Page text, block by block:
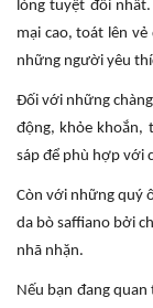
lòng tuyệt đối
mại cao, toát lên
những người yêu
Đối với những
động, khỏe khoắn,
sáp để phù hợp với
Còn với những quý
da bò saffiano bởi
nhã nhặn.
Nếu bạn đang